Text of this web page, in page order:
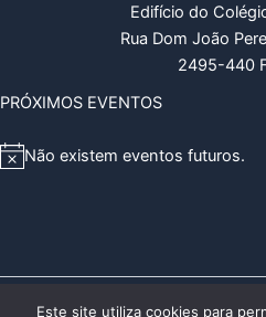
Edifício do
Rua Dom João
2495-440
PRÓXIMOS EVENTOS
A
o
Não existem eventos futuros.
Copyright © 2026 APEC –
Este site utiliza cookies para